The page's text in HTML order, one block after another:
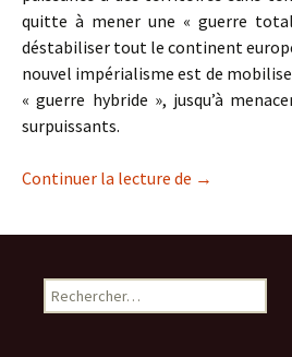
quitte à mener une « guerre
déstabiliser tout le continent
nouvel impérialisme est de
« guerre hybride », jusqu’à
surpuissants.
Continuer la lecture de Guerre de
→
Rechercher :